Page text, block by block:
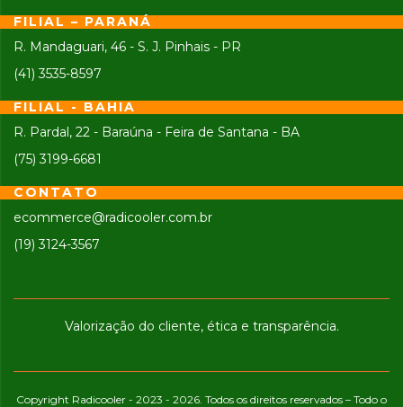
FILIAL – PARANÁ
R. Mandaguari, 46 - S. J. Pinhais - PR
(41) 3535-8597
FILIAL - BAHIA
R. Pardal, 22 - Baraúna - Feira de Santana - BA
(75) 3199-6681
CONTATO
ecommerce@radicooler.com.br
(19) 3124-3567
Valorização do cliente, ética e transparência.
Copyright Radicooler - 2023 - 2026. Todos os direitos reservados – Todo o